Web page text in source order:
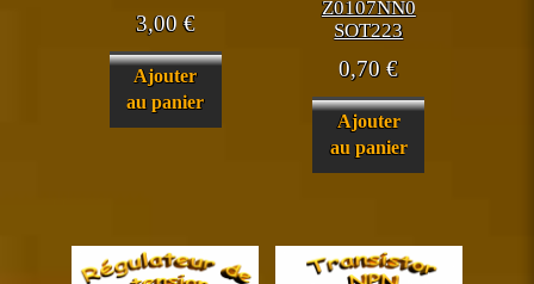
3,00€
Ajouter
au panier
Z0107NN0
SOT223
0,70€
Ajouter
au panier